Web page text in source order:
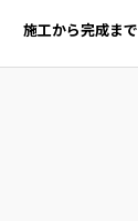
施工から完成まで